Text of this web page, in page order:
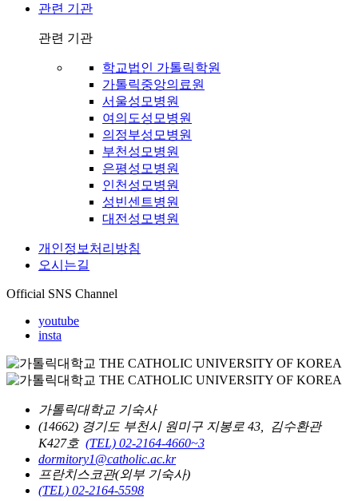
관련 기관
관련 기관
학교법인 가톨릭학원
가톨릭중앙의료원
서울성모병원
여의도성모병원
의정부성모병원
부천성모병원
은평성모병원
인천성모병원
성빈센트병원
대전성모병원
개인정보처리방침
오시는길
Official SNS Channel
youtube
insta
가톨릭대학교 기숙사
(14662) 경기도 부천시 원미구 지봉로 43, 김수환관
K427호 (TEL) 02-2164-4660~3
dormitory1@catholic.ac.kr
프란치스코관(외부 기숙사)
(TEL) 02-2164-5598